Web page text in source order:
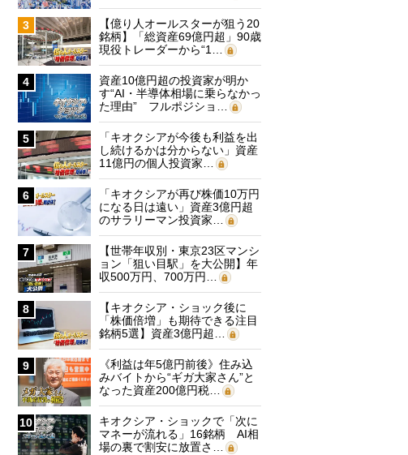
3
【億り人オールスターが狙う20
銘柄】「総資産69億円超」90歳
現役トレーダーから“1…
4
資産10億円超の投資家が明か
す“AI・半導体相場に乗らなかっ
た理由” フルポジショ…
5
「キオクシアが今後も利益を出
し続けるかは分からない」資産
11億円の個人投資家…
6
「キオクシアが再び株価10万円
になる日は遠い」資産3億円超
のサラリーマン投資家…
7
【世帯年収別・東京23区マンシ
ョン「狙い目駅」を大公開】年
収500万円、700万円…
8
【キオクシア・ショック後に
「株価倍増」も期待できる注目
銘柄5選】資産3億円超…
9
《利益は年5億円前後》住み込
みバイトから“ギガ大家さん”と
なった資産200億円税…
10
キオクシア・ショックで「次に
マネーが流れる」16銘柄 AI相
場の裏で割安に放置さ…